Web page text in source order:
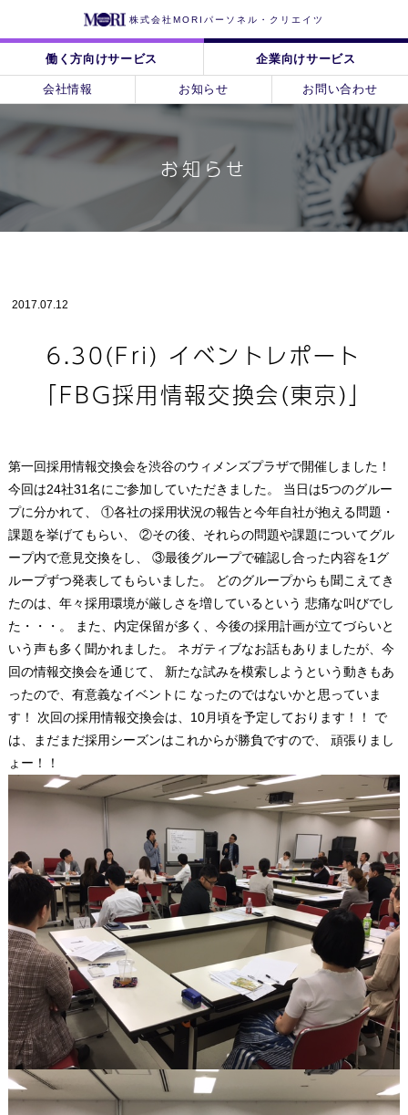
株式会社MORIパーソネル・クリエイツ
働く方向けサービス 企業向けサービス
会社情報 お知らせ お問い合わせ
お知らせ
2017.07.12
6.30(Fri) イベントレポート
「FBG採用情報交換会(東京)」
第一回採用情報交換会を渋谷のウィメンズプラザで開催しました！
今回は24社31名にご参加していただきました。 当日は5つのグルー
プに分かれて、 ①各社の採用状況の報告と今年自社が抱える問題・
課題を挙げてもらい、 ②その後、それらの問題や課題についてグル
ープ内で意見交換をし、 ③最後グループで確認し合った内容を1グ
ループずつ発表してもらいました。 どのグループからも聞こえてき
たのは、年々採用環境が厳しさを増しているという 悲痛な叫びでし
た・・・。 また、内定保留が多く、今後の採用計画が立てづらいと
いう声も多く聞かれました。 ネガティブなお話もありましたが、今
回の情報交換会を通じて、 新たな試みを模索しようという動きもあ
ったので、有意義なイベントに なったのではないかと思っていま
す！ 次回の採用情報交換会は、10月頃を予定しております！！ で
は、まだまだ採用シーズンはこれからが勝負ですので、 頑張りまし
ょー！！